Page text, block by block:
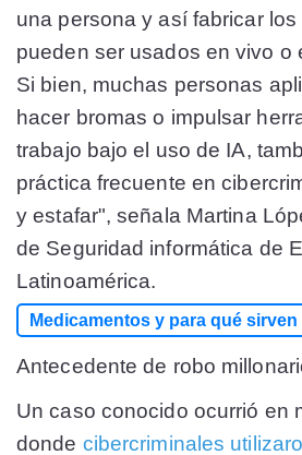
una persona y así fabricar
pueden ser usados en vivo o
Si bien, muchas personas
hacer bromas o impulsar
trabajo bajo el uso de IA,
práctica frecuente en
y estafar", señala Martina
de Seguridad informática de
Latinoamérica.
Medicamentos y para qué sirven
Antecedente de robo
Un caso conocido ocurrió en
donde cibercriminales